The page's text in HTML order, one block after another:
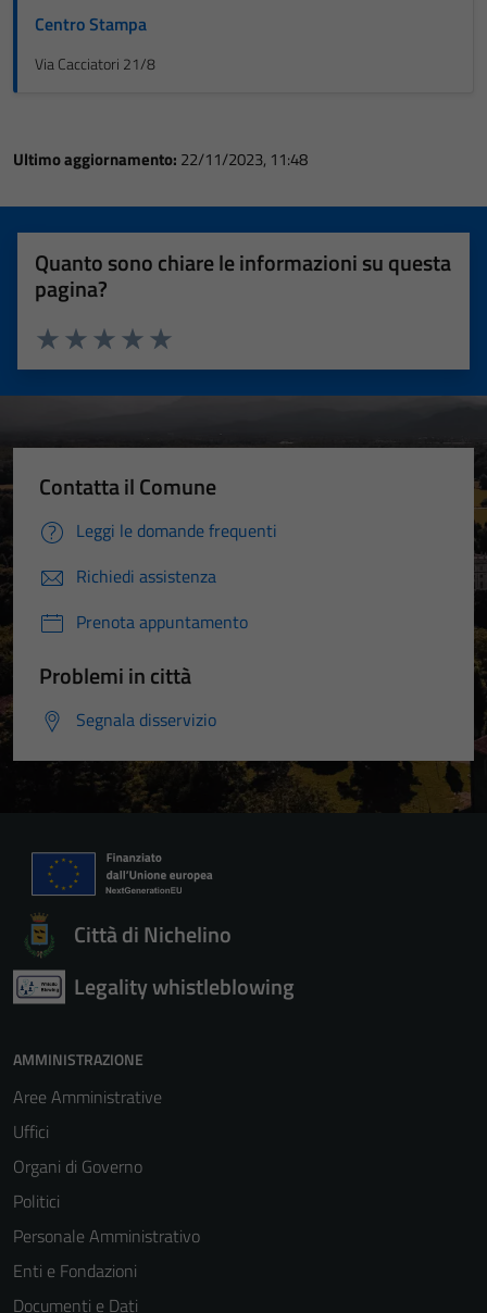
Centro Stampa
Via Cacciatori 21/8
Ultimo aggiornamento: 22/11/2023, 11:48
Quanto sono chiare le informazioni su questa
pagina?
Valuta 5 stelle su 5
Valuta 4 stelle su 5
Valuta 3 stelle su 5
Valuta 2 stelle su 5
Valuta 1 stelle su 5
Contatta il Comune
Leggi le domande frequenti
Richiedi assistenza
Prenota appuntamento
Problemi in città
Segnala disservizio
Città di Nichelino
Legality whistleblowing
AMMINISTRAZIONE
Aree Amministrative
Uffici
Organi di Governo
Politici
Personale Amministrativo
Enti e Fondazioni
Documenti e Dati